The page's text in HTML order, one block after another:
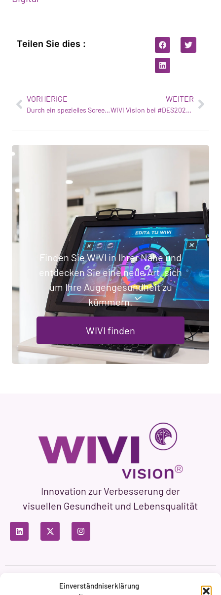
Einverständniserklärung
Teilen Sie dies :
VORHERIGE
Durch ein spezielles Screening werden bei mehr als der Hälfte der Kinder Sehprobleme erkannt
WEITER
WIVI Vision bei #DES2023 mit UNICEF Spanien und ISDI Accelerator
Finden Sie WIVI in Ihrer Nähe und
entdecken Sie eine neue Art, sich
um Ihre Augengesundheit zu
kümmern.
WIVI finden
Innovation zur Verbesserung der
visuellen Gesundheit und Lebensqualität
Datenschutzbestimmungen
Nutzungsbedingungen